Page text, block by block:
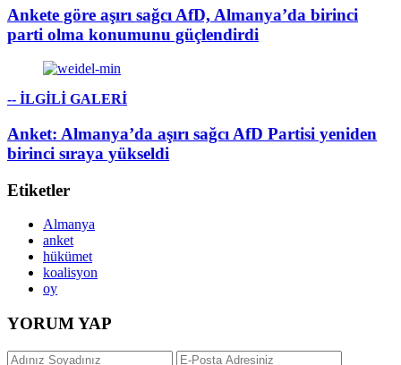
Ankete göre aşırı sağcı AfD, Almanya’da birinci
parti olma konumunu güçlendirdi
-- İLGİLİ GALERİ
Anket: Almanya’da aşırı sağcı AfD Partisi yeniden
birinci sıraya yükseldi
Etiketler
Almanya
anket
hükümet
koalisyon
oy
YORUM YAP